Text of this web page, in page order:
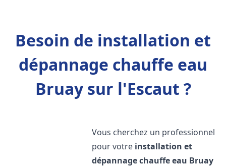
Besoin de installation et
dépannage chauffe eau
Bruay sur l'Escaut ?
Vous cherchez un professionnel
pour votre installation et
dépannage chauffe eau Bruay